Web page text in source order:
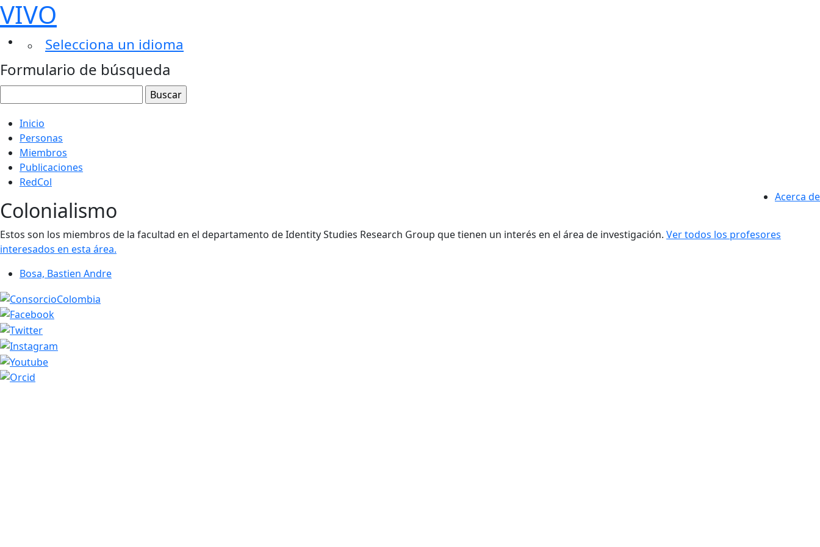
VIVO
Selecciona un idioma
Formulario de búsqueda
Inicio
Personas
Miembros
Publicaciones
RedCol
Acerca de
Colonialismo
Estos son los miembros de la facultad en el departamento de Identity Studies Research Group que tienen un interés en el área de investigación. Ver todos los profesores
interesados ​​en esta área.
Bosa, Bastien Andre